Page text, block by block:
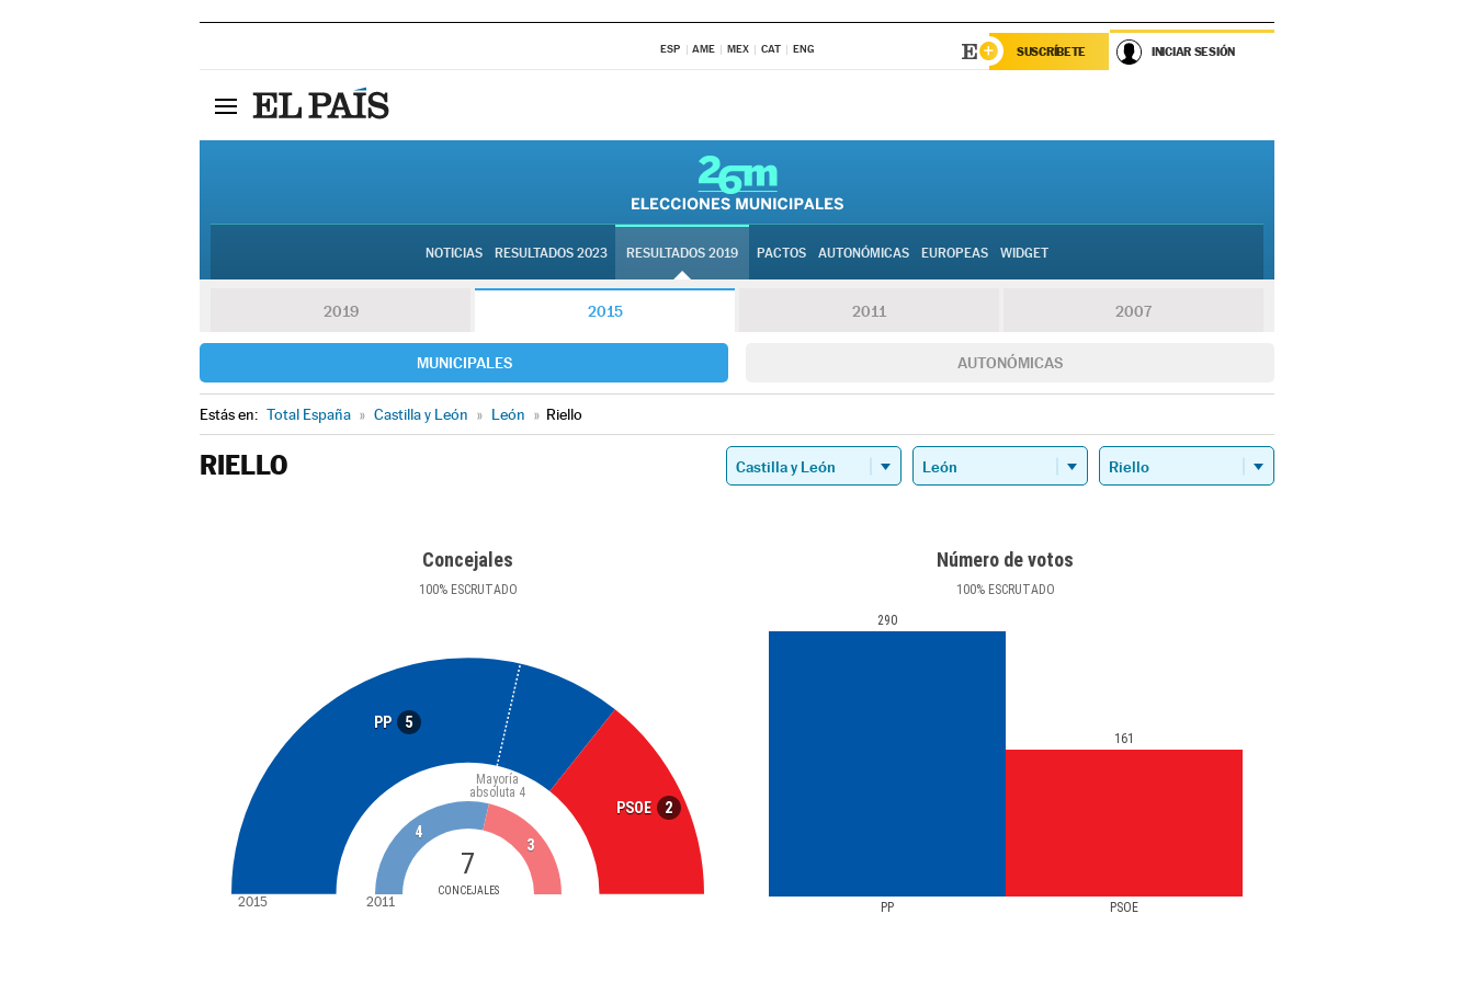
ESP AME MEX CAT ENG SUSCRÍBETE INICIAR SESIÓN
NOTICIAS RESULTADOS 2023 RESULTADOS 2019 PACTOS AUTONÓMICAS EUROPEAS WIDGET
2019 2015 2011 2007
MUNICIPALES AUTONÓMICAS
Estás en: Total España » Castilla y León » León » Riello
RIELLO
Concejales
100%ESCRUTADO
PP 5
PSOE 2
7
CONCEJALES
Mayoría
absoluta 4
4
3
2015 2011
Número de votos
100%ESCRUTADO
PP PSOE
290
161